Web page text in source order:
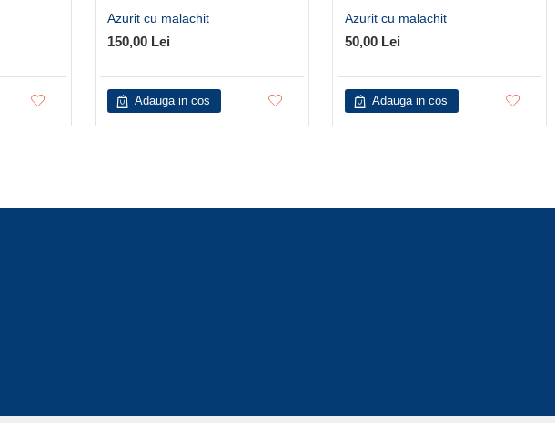
Azurit cu malachit
150,00 Lei
Adauga in cos
Azurit cu malachit
50,00 Lei
Adauga in cos